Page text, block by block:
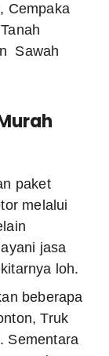
Cempaka
Sawah
paket
melalui
jasa
loh.
beberapa
Truk
Sementara